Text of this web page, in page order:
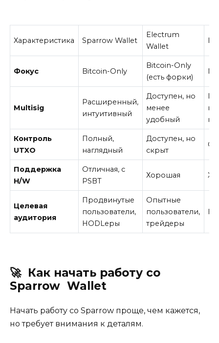
Характеристика Sparrow Wallet
Electrum
Wallet
Фокус Bitcoin-Only
Bitcoin-Only
(есть форки)
Multisig
Расширенный,
интуитивный
Доступен, но
менее
удобный
Контроль
UTXO
Полный,
наглядный
Доступен, но
скрыт
Поддержка
H/W
Отличная, с
PSBT
Хорошая
Целевая
аудитория
Продвинутые
пользователи,
HODLеры
Опытные
пользователи,
трейдеры
🚀Как начать работу со
Sparrow Wallet
Начать работу со Sparrow проще, чем кажется,
но требует внимания к деталям.